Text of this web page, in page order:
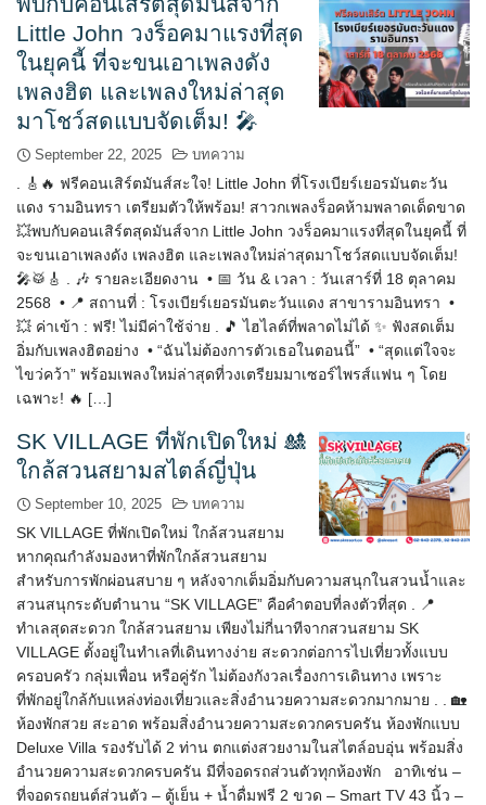
Little John วงร็อคมาแรงที่สุด
ในยุคนี้ ที่จะขนเอาเพลงดัง
เพลงฮิต และเพลงใหม่ล่าสุด
มาโชว์สดแบบจัดเต็ม! 🎤
September 22, 2025 บทความ
. 🎸🔥 ฟรีคอนเสิร์ตมันส์สะใจ! Little John ที่โรงเบียร์เยอรมันตะวัน
แดง รามอินทรา เตรียมตัวให้พร้อม! สาวกเพลงร็อคห้ามพลาดเด็ดขาด
💥พบกับคอนเสิร์ตสุดมันส์จาก Little John วงร็อคมาแรงที่สุดในยุคนี้ ที่
จะขนเอาเพลงดัง เพลงฮิต และเพลงใหม่ล่าสุดมาโชว์สดแบบจัดเต็ม!
🎤🥁🎸 . 🎶 รายละเอียดงาน • 📅 วัน & เวลา : วันเสาร์ที่ 18 ตุลาคม
2568 • 📍 สถานที่ : โรงเบียร์เยอรมันตะวันแดง สาขารามอินทรา •
💥 ค่าเข้า : ฟรี! ไม่มีค่าใช้จ่าย . 🎵 ไฮไลต์ที่พลาดไม่ได้ ✨ ฟังสดเต็ม
อิ่มกับเพลงฮิตอย่าง • “ฉันไม่ต้องการตัวเธอในตอนนี้” • “สุดแต่ใจจะ
ไขว่คว้า” พร้อมเพลงใหม่ล่าสุดที่วงเตรียมมาเซอร์ไพรส์แฟน ๆ โดย
เฉพาะ! 🔥 […]
SK VILLAGE ที่พักเปิดใหม่ 🎎
ใกล้สวนสยามสไตล์ญี่ปุ่น
September 10, 2025 บทความ
SK VILLAGE ที่พักเปิดใหม่ ใกล้สวนสยาม
หากคุณกำลังมองหาที่พักใกล้สวนสยาม
สำหรับการพักผ่อนสบาย ๆ หลังจากเต็มอิ่มกับความสนุกในสวนน้ำและ
สวนสนุกระดับตำนาน “SK VILLAGE” คือคำตอบที่ลงตัวที่สุด . 📍
ทำเลสุดสะดวก ใกล้สวนสยาม เพียงไม่กี่นาทีจากสวนสยาม SK
VILLAGE ตั้งอยู่ในทำเลที่เดินทางง่าย สะดวกต่อการไปเที่ยวทั้งแบบ
ครอบครัว กลุ่มเพื่อน หรือคู่รัก ไม่ต้องกังวลเรื่องการเดินทาง เพราะ
ที่พักอยู่ใกล้กับแหล่งท่องเที่ยวและสิ่งอำนวยความสะดวกมากมาย . . 🏡
ห้องพักสวย สะอาด พร้อมสิ่งอำนวยความสะดวกครบครัน ห้องพักแบบ
Deluxe Villa รองรับได้ 2 ท่าน ตกแต่งสวยงามในสไตล์อบอุ่น พร้อมสิ่ง
อำนวยความสะดวกครบครัน มีที่จอดรถส่วนตัวทุกห้องพัก อาทิเช่น –
ที่จอดรถยนต์ส่วนตัว – ตู้เย็น + น้ำดื่มฟรี 2 ขวด – Smart TV 43 นิ้ว –